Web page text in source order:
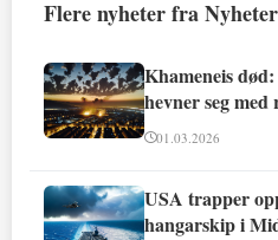
Flere nyheter fra Nyheter
Khameneis
hevner seg med
01.03.2026
USA trapper
hangarskip i